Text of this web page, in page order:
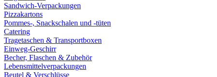
Sandwich-Verpackungen
Pizzakartons
Pommes-, Snackschalen und -tüten
Catering
Tragetaschen & Transportboxen
Einweg-Geschirr
Becher, Flaschen & Zubehör
Lebensmittelverpackungen
Beutel & Verschlüsse